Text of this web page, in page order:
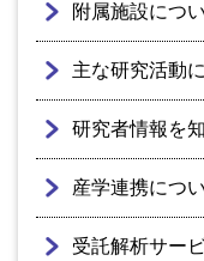
附属施設につ
主な研究活動
研究者情報を
産学連携につ
受託解析サー